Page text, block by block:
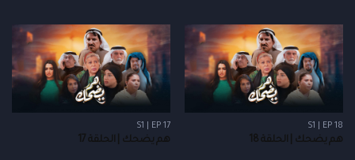
S1 | EP 18
هم يضحك | الحلقة 18
S1 | EP 17
هم يضحك | الحلقة 17